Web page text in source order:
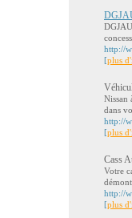
http://
[plus
Nissan
dans
http://
[plus
Cass
Votre
http://
[plus